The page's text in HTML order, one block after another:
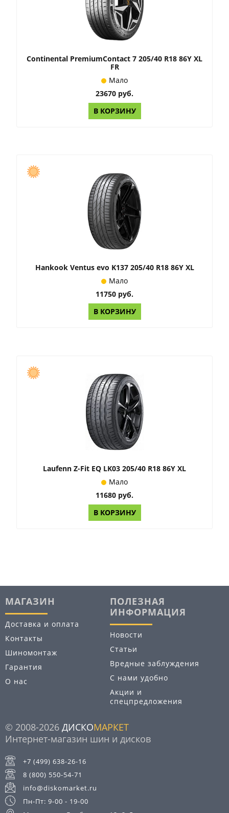
Continental PremiumContact 7 205/40 R18 86Y XL
FR
Мало
23670 руб.
В КОРЗИНУ
Hankook Ventus evo K137 205/40 R18 86Y XL
Мало
11750 руб.
В КОРЗИНУ
Laufenn Z-Fit EQ LK03 205/40 R18 86Y XL
Мало
11680 руб.
В КОРЗИНУ
МАГАЗИН
Доставка и оплата
Контакты
Шиномонтаж
Гарантия
О нас
ПОЛЕЗНАЯ
ИНФОРМАЦИЯ
Новости
Статьи
Вредные заблуждения
С нами удобно
Акции и
спецпредложения
© 2008-2026 ДИСКОМАРКЕТ
Интернет-магазин шин и дисков
+7 (499) 638-26-16
8 (800) 550-54-71
info@diskomarket.ru
Пн-Пт: 9-00 - 19-00